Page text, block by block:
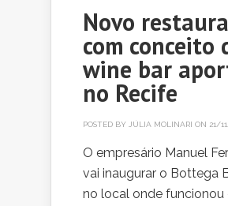
Novo
com conceito
wine bar
no Recife
POSTED BY JÚLIA MOLINARI ON 21/
O empresário Manuel
vai inaugurar o Bottega
no local onde funcionou